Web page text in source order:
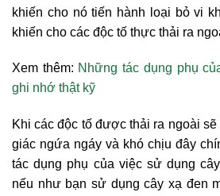
khiến cho nó tiến hành loại bỏ vi
khiến cho các độc tố thực thải ra
Xem thêm: Những tác dụng phụ
ghi nhớ thật kỹ
Khi các độc tố được thải ra ngoài
giác ngứa ngáy và khó chịu đây
tác dụng phụ của việc sử dụng
nếu như bạn sử dụng cây xạ đen